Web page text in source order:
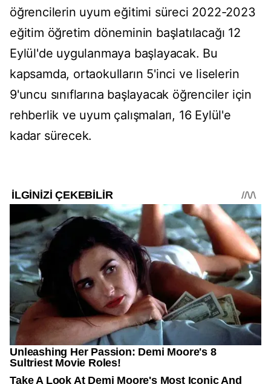
öğrencilerin uyum eğitimi süreci 2022-2023
eğitim öğretim döneminin başlatılacağı 12
Eylül'de uygulanmaya başlayacak. Bu
kapsamda, ortaokulların 5'inci ve liselerin
9'uncu sınıflarına başlayacak öğrenciler için
rehberlik ve uyum çalışmaları, 16 Eylül'e
kadar sürecek.